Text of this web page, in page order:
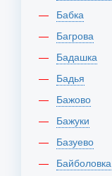
Бабка
Багрова
Бадашка
Бадья
Бажово
Бажуки
Базуево
Байболовка